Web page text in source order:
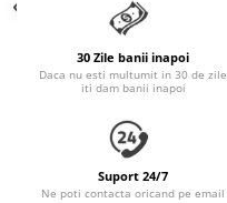
30 Zile banii inapoi
Daca nu esti multumit in 30 de zile
iti dam banii inapoi
Suport 24/7
Ne poti contacta oricand pe email